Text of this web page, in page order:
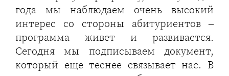
года мы наблюдаем очень высокий
интерес со стороны абитуриентов –
программа живет и развивается.
Сегодня мы подписываем документ,
который еще теснее связывает нас. В